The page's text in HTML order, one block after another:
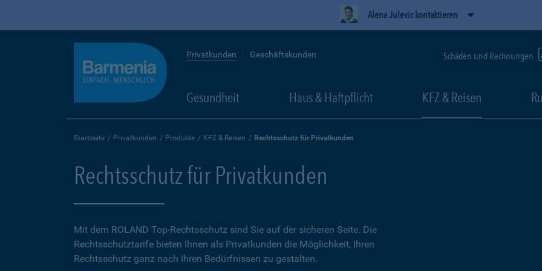
Alena Julevic kontaktieren
Privatkunden Geschäftskunden Schäden und Rechnungen
Gesundheit Haus & Haftpflicht KFZ & Reisen
Startseite Privatkunden Produkte KFZ & Reisen Rechtsschutz für Privatkunden
Rechtsschutz für Privatkunden
Mit dem ROLAND Top-Rechtsschutz sind Sie auf der sicheren Seite. Die
Rechtsschutztarife bieten Ihnen als Privatkunden die Möglichkeit, Ihren
Rechtsschutz ganz nach Ihren Bedürfnissen zu gestalten.